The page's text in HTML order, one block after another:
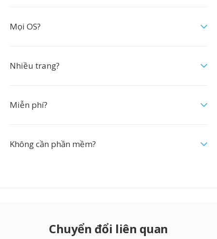
Mọi OS?
Nhiều trang?
Miễn phí?
Không cần phần mềm?
Chuyển đổi liên quan